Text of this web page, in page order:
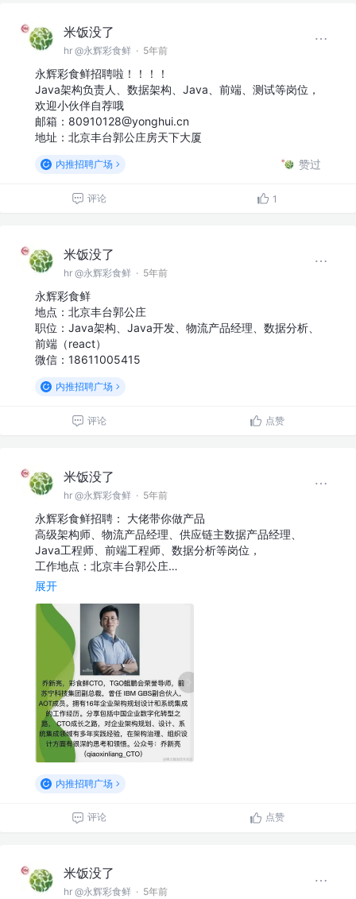
米饭没了
hr @永辉彩食鲜 · 5年前
永辉彩食鲜招聘啦！！！！
Java架构负责人、数据架构、Java、前端、测试等岗位，
欢迎小伙伴自荐哦
邮箱：80910128@yonghui.cn
地址：北京丰台郭公庄房天下大厦
内推招聘广场 赞过
评论 1
米饭没了
hr @永辉彩食鲜 · 5年前
永辉彩食鲜
地点：北京丰台郭公庄
职位：Java架构、Java开发、物流产品经理、数据分析、
前端（react）
微信：18611005415
内推招聘广场
评论 点赞
米饭没了
hr @永辉彩食鲜 · 5年前
永辉彩食鲜招聘： 大佬带你做产品
高级架构师、物流产品经理、供应链主数据产品经理、
Java工程师、前端工程师、数据分析等岗位，
工作地点：北京丰台郭公庄…
展开
内推招聘广场
评论 点赞
米饭没了
hr @永辉彩食鲜 · 5年前